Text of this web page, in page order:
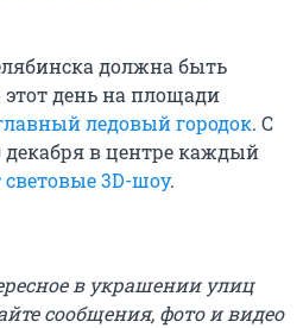
должна быть
этот день на площади
ледовый городок. С
декабря в центре каждый
световые 3D-шоу.
в украшении улиц
сообщения, фото и видео